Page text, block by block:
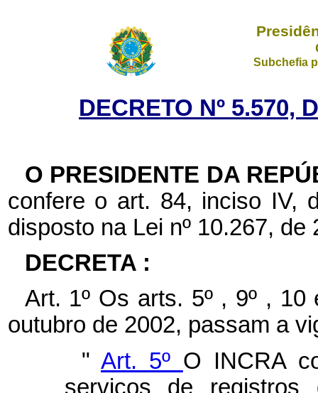
Subchefia
DECRETO Nº 5.570,
O PRESIDENTE DA
confere o art. 84, inciso IV,
disposto na Lei nº 10.267,
DECRETA :
Art. 1º Os arts. 5º , 9º ,
outubro de 2002, passam a
"Art. 5º O INCRA
serviços de